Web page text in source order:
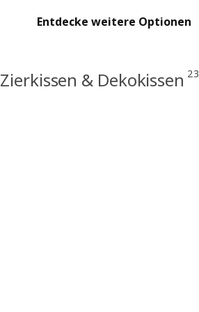
Entdecke weitere Optionen
Zierkissen & Dekokissen 23